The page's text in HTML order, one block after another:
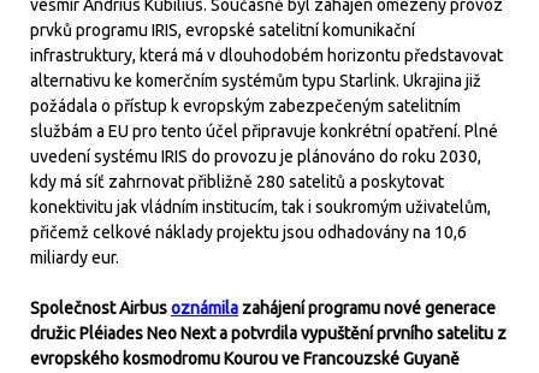
vesmír Andrius Kubilius. Současně byl zahájen omezený provoz
prvků programu IRIS, evropské satelitní komunikační
infrastruktury, která má v dlouhodobém horizontu představovat
alternativu ke komerčním systémům typu Starlink. Ukrajina již
požádala o přístup k evropským zabezpečeným satelitním
službám a EU pro tento účel připravuje konkrétní opatření. Plné
uvedení systému IRIS do provozu je plánováno do roku 2030,
kdy má síť zahrnovat přibližně 280 satelitů a poskytovat
konektivitu jak vládním institucím, tak i soukromým uživatelům,
přičemž celkové náklady projektu jsou odhadovány na 10,6
miliardy eur.
Společnost Airbusoznámila zahájení programu nové generace
družic Pléiades Neo Next a potvrdila vypuštění prvního satelitu z
evropského kosmodromu Kourou ve Francouzské Guyaně